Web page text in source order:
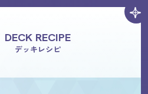
DECK RECIPE
デッキレシピ